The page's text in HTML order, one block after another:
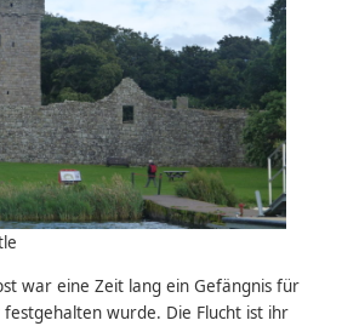
war eine Zeit lang ein Gefängnis für
wurde. Die Flucht ist ihr